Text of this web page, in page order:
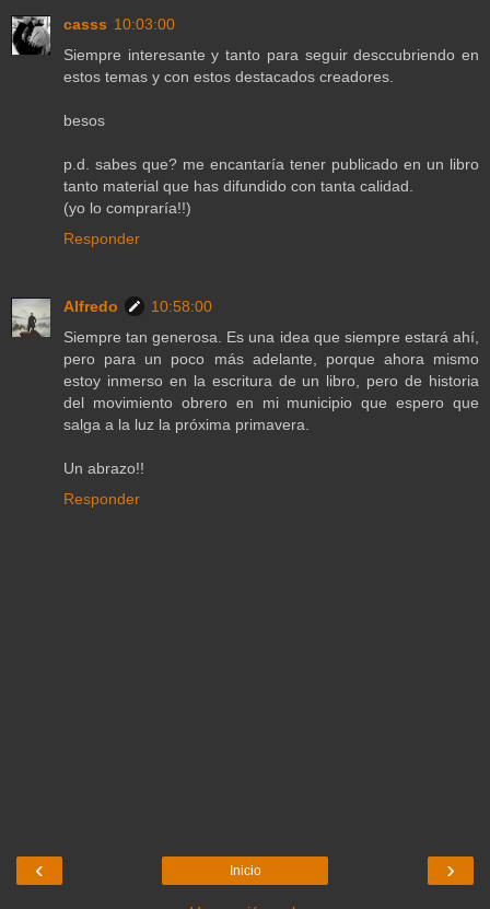
casss 10:03:00
Siempre interesante y tanto para seguir desccubriendo en
estos temas y con estos destacados creadores.
besos
p.d. sabes que? me encantaría tener publicado en un libro
tanto material que has difundido con tanta calidad.
(yo lo compraría!!)
Responder
Alfredo
10:58:00
Siempre tan generosa. Es una idea que siempre estará ahí,
pero para un poco más adelante, porque ahora mismo
estoy inmerso en la escritura de un libro, pero de historia
del movimiento obrero en mi municipio que espero que
salga a la luz la próxima primavera.
Un abrazo!!
Responder
‹ ›
Inicio